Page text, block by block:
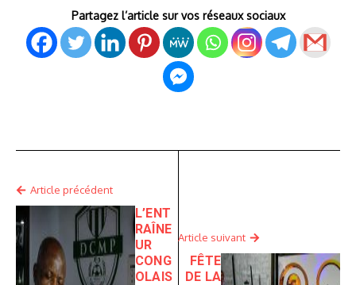
Partagez l’article sur vos réseaux sociaux
Article précédent
L’ENT
RAÎNE
UR
CONG
OLAIS
Article suivant
FÊTE
DE LA